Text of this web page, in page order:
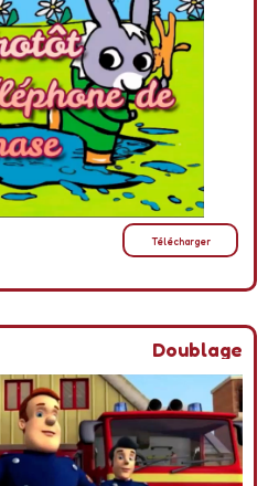
Télécharger
Doublage